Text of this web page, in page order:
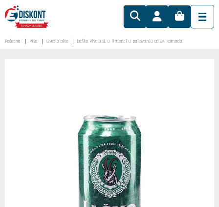
Početna Pivo Svetlo pivo Laško Pivo 0.5L u limenci u pakovanju od 24 komada